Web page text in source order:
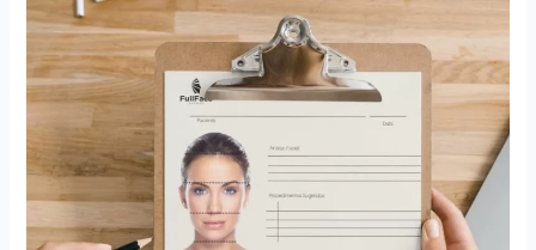
Download
Fichas
Harmonização
Facial:
Ferramentas
Essenciais
para